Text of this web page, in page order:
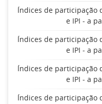
Índices de participação
e IPI - a
Índices de participação
e IPI - a
Índices de participação
e IPI - a
Índices de participação